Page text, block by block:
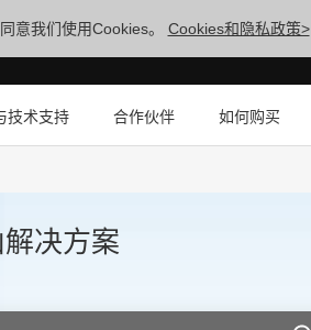
意我们使用Cookies。 Cookies和隐私政策>
技术支持 合作伙伴 如何购买
决方案